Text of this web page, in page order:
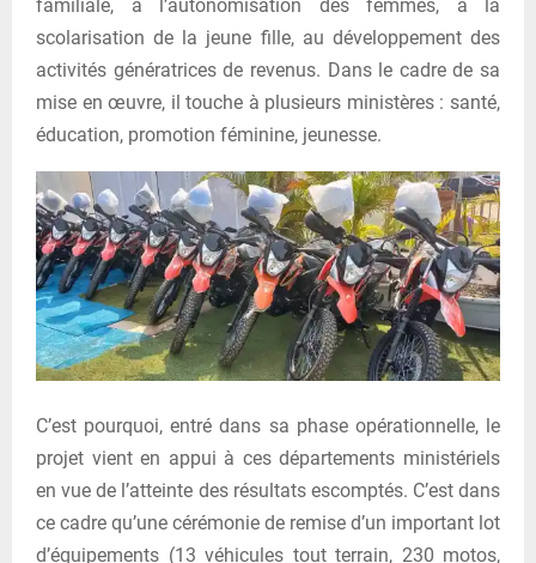
familiale, à l’autonomisation des femmes, à la
scolarisation de la jeune fille, au développement des
activités génératrices de revenus. Dans le cadre de sa
mise en œuvre, il touche à plusieurs ministères : santé,
éducation, promotion féminine, jeunesse.
C’est pourquoi, entré dans sa phase opérationnelle, le
projet vient en appui à ces départements ministériels
en vue de l’atteinte des résultats escomptés. C’est dans
ce cadre qu’une cérémonie de remise d’un important lot
d’équipements (13 véhicules tout terrain, 230 motos,